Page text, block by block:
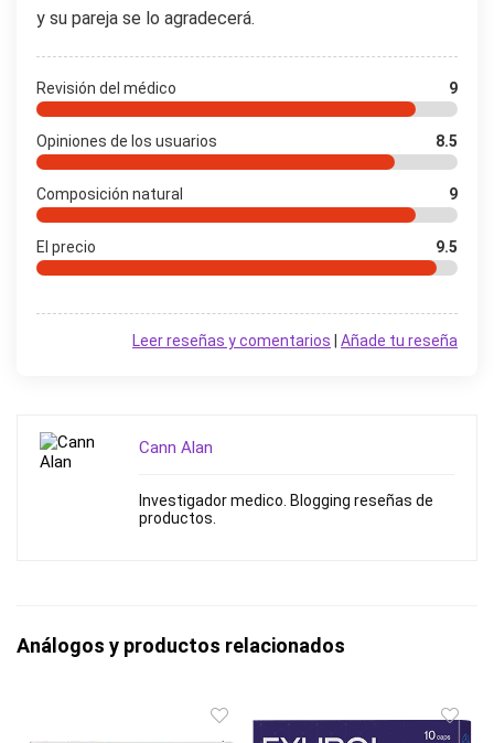
y su pareja se lo agradecerá.
Revisión del médico 9
Opiniones de los usuarios 8.5
Composición natural 9
El precio 9.5
Añade tu reseña
Leer reseñas y comentarios
Cann Alan
Investigador medico. Blogging reseñas de
productos.
Análogos y productos relacionados